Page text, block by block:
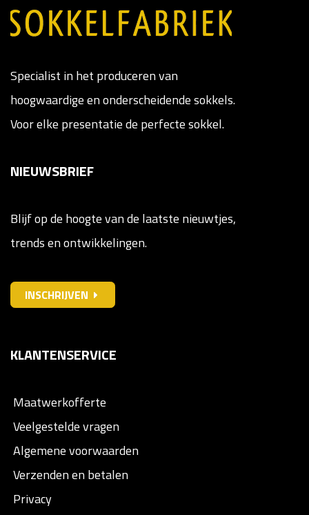
Specialist in het produceren van
hoogwaardige en onderscheidende sokkels.
Voor elke presentatie de perfecte sokkel.
NIEUWSBRIEF
Blijf op de hoogte van de laatste nieuwtjes,
trends en ontwikkelingen.
INSCHRIJVEN
KLANTENSERVICE
Maatwerkofferte
Veelgestelde vragen
Algemene voorwaarden
Verzenden en betalen
Privacy